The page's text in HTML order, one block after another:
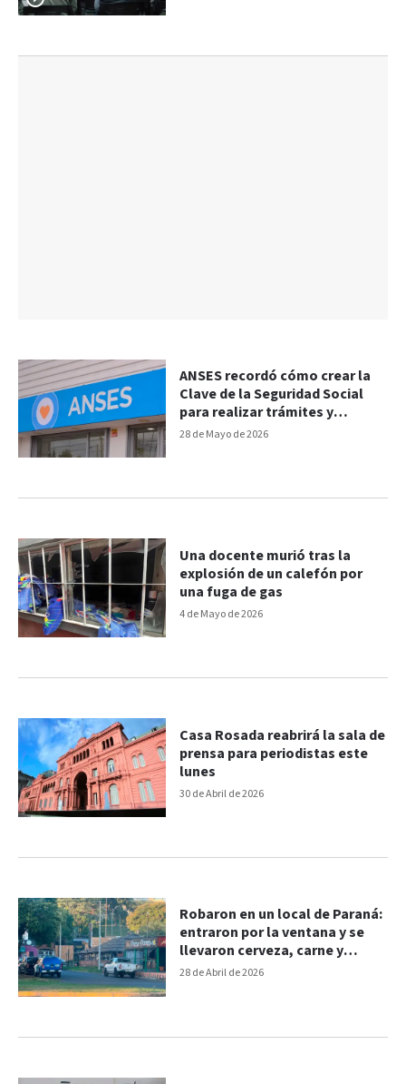
28 de Mayo de 2026
ANSES recordó cómo crear la
Clave de la Seguridad Social
para realizar trámites y
consultas
4 de Mayo de 2026
Una docente murió tras la
explosión de un calefón por
una fuga de gas
30 de Abril de 2026
Casa Rosada reabrirá la sala de
prensa para periodistas este
lunes
28 de Abril de 2026
Robaron en un local de Paraná:
entraron por la ventana y se
llevaron cerveza, carne y
dinero